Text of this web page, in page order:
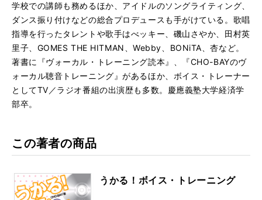
学校での講師も務めるほか、アイドルのソングライティング、
ダンス振り付けなどの総合プロデュースも手がけている。歌唱
指導を行ったタレントや歌手はべッキー、磯山さやか、田村英
里子、GOMES THE HITMAN、Webby、BONiTA、杏など。
著書に『ヴォーカル・トレーニング読本』、『CHO-BAYのヴ
ォーカル聴音トレーニング』があるほか、ボイス・トレーナー
としてTV／ラジオ番組の出演歴も多数。慶應義塾大学経済学
部卒。
この著者の商品
うかる！ボイス・トレーニング